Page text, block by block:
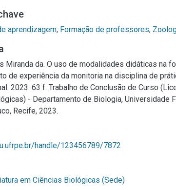
aprendizagem; Formação de professores;
Miranda da. O uso de modalidades didáticas na
de experiência da monitoria na disciplina de
2023. 63 f. Trabalho de Conclusão de Curso
- Departamento de Biologia, Universidade
Recife, 2023.
handle/123456789/7872
em Ciências Biológicas (Sede)